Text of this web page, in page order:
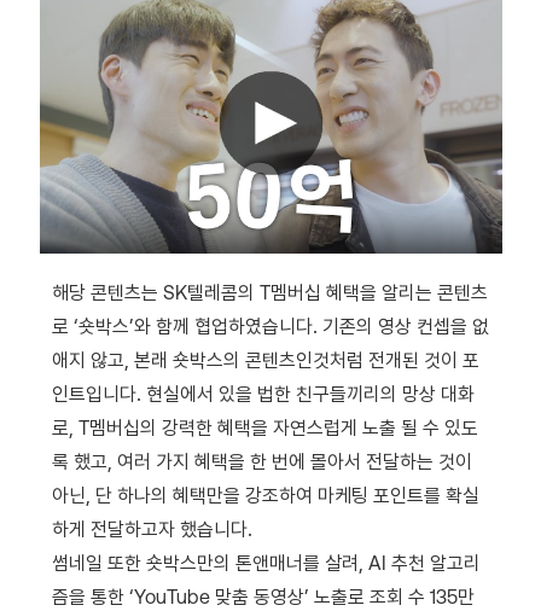
해당 콘텐츠는 SK텔레콤의 T멤버십 혜택을 알리는 콘텐츠
로 ‘숏박스’와 함께 협업하였습니다. 기존의 영상 컨셉을 없
애지 않고, 본래 숏박스의 콘텐츠인것처럼 전개된 것이 포
인트입니다. 현실에서 있을 법한 친구들끼리의 망상 대화
로, T멤버십의 강력한 혜택을 자연스럽게 노출 될 수 있도
록 했고, 여러 가지 혜택을 한 번에 몰아서 전달하는 것이
아닌, 단 하나의 혜택만을 강조하여 마케팅 포인트를 확실
하게 전달하고자 했습니다.
썸네일 또한 숏박스만의 톤앤매너를 살려, AI 추천 알고리
즘을 통한 ‘YouTube 맞춤 동영상’ 노출로 조회 수 135만